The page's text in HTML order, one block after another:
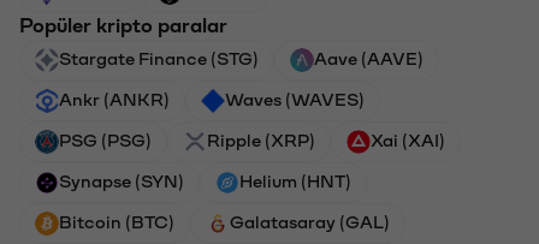
Popüler kripto paralar
Stargate Finance (STG) Aave (AAVE)
Ankr (ANKR) Waves (WAVES)
PSG (PSG) Ripple (XRP) Xai (XAI)
Synapse (SYN) Helium (HNT)
Bitcoin (BTC) Galatasaray (GAL)